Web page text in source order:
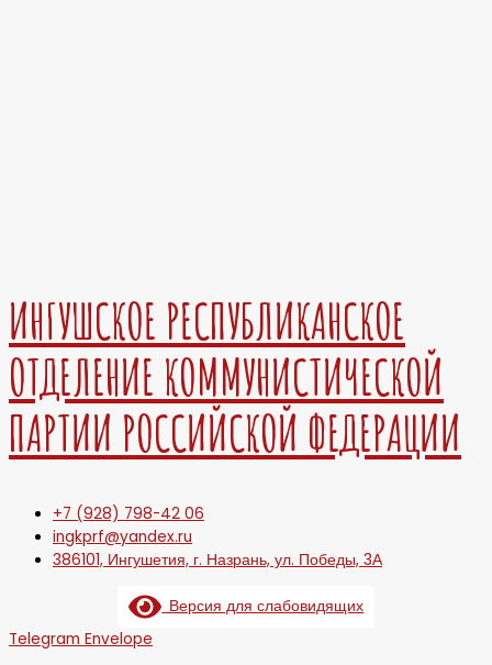
ИНГУШСКОЕ РЕСПУБЛИКАНСКОЕ
ОТДЕЛЕНИЕ КОММУНИСТИЧЕСКОЙ
ПАРТИИ РОССИЙСКОЙ ФЕДЕРАЦИИ
+7 (928) 798-42 06
ingkprf@yandex.ru
386101, Ингушетия, г. Назрань, ул. Победы, 3А
Версия для слабовидящих
Telegram Envelope